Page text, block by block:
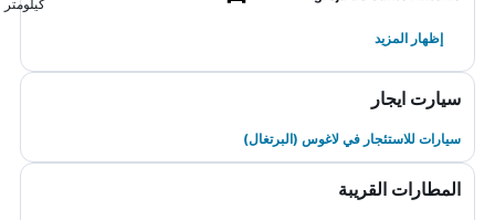
كيلومتر
إظهار المزيد
سيارت ايجار
سيارات للاستئجار في لاغوس (البرتغال)
المطارات القريبة